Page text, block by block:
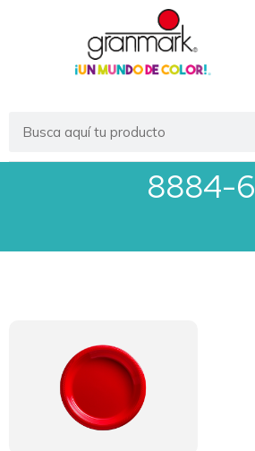
8884-6